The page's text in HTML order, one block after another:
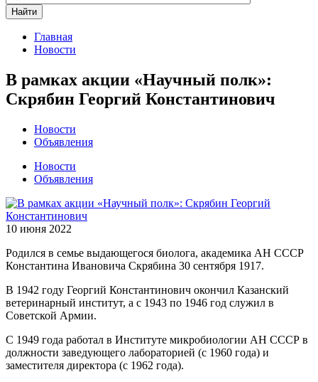
Найти
Главная
Новости
В рамках акции «Научный полк»:
Скрябин Георгий Константинович
Новости
Объявления
Новости
Объявления
10 июня 2022
Родился в семье выдающегося биолога, академика АН СССР
Константина Ивановича Скрябина 30 сентября 1917.
В 1942 году Георгий Константинович окончил Казанский
ветеринарный институт, а с 1943 по 1946 год служил в
Советской Армии.
С 1949 года работал в Институте микробиологии АН СССР в
должности заведующего лабораторией (с 1960 года) и
заместителя директора (с 1962 года).